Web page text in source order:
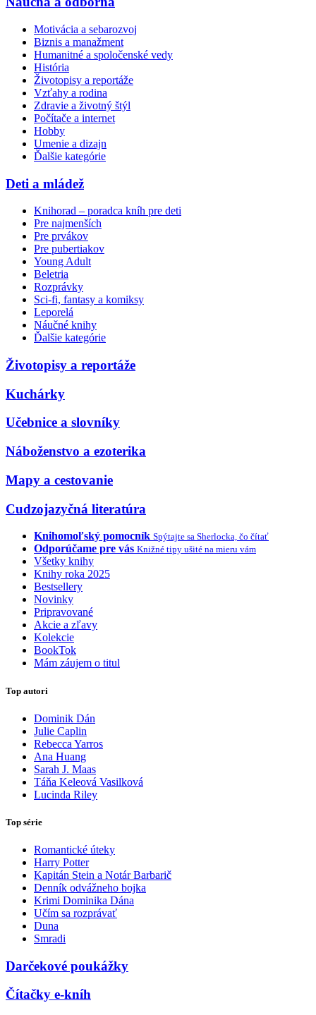
Motivácia a sebarozvoj
Biznis a manažment
Humanitné a spoločenské vedy
História
Životopisy a reportáže
Vzťahy a rodina
Zdravie a životný štýl
Počítače a internet
Hobby
Umenie a dizajn
Ďalšie kategórie
Deti a mládež
Knihorad – poradca kníh pre deti
Pre najmenších
Pre prvákov
Pre pubertiakov
Young Adult
Beletria
Rozprávky
Sci-fi, fantasy a komiksy
Leporelá
Náučné knihy
Ďalšie kategórie
Životopisy a reportáže
Kuchárky
Učebnice a slovníky
Náboženstvo a ezoterika
Mapy a cestovanie
Cudzojazyčná literatúra
Knihomoľský pomocník Spýtajte sa Sherlocka, čo čítať
Odporúčame pre vás Knižné tipy ušité na mieru vám
Všetky knihy
Knihy roka 2025
Bestsellery
Novinky
Pripravované
Akcie a zľavy
Kolekcie
BookTok
Mám záujem o titul
Top autori
Dominik Dán
Julie Caplin
Rebecca Yarros
Ana Huang
Sarah J. Maas
Táňa Keleová Vasilková
Lucinda Riley
Top série
Romantické úteky
Harry Potter
Kapitán Stein a Notár Barbarič
Denník odvážneho bojka
Krimi Dominika Dána
Učím sa rozprávať
Duna
Smradi
Darčekové poukážky
Čítačky e-kníh